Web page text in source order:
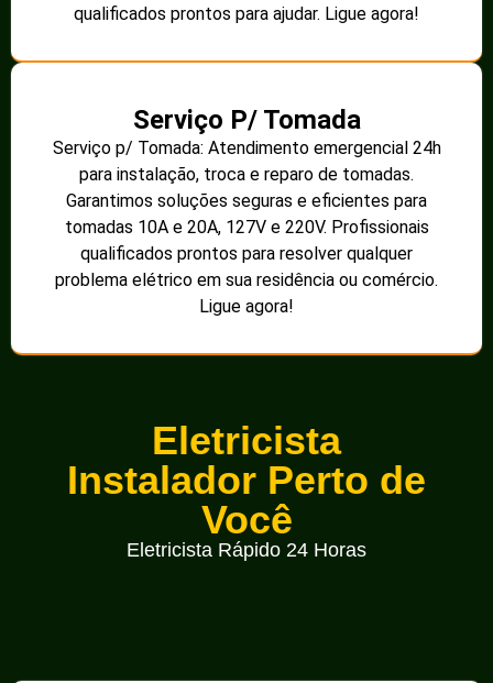
qualificados prontos para ajudar. Ligue agora!
Serviço P/ Tomada
Serviço p/ Tomada: Atendimento emergencial 24h
para instalação, troca e reparo de tomadas.
Garantimos soluções seguras e eficientes para
tomadas 10A e 20A, 127V e 220V. Profissionais
qualificados prontos para resolver qualquer
problema elétrico em sua residência ou comércio.
Ligue agora!
Eletricista
Instalador Perto de
Você
Eletricista Rápido 24 Horas